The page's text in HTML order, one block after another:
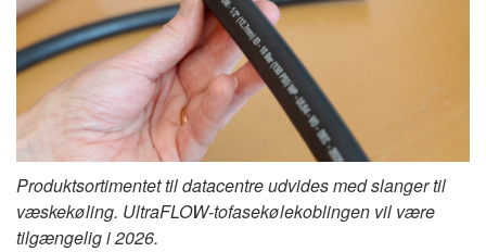
Produktsortimentet til datacentre udvides med slanger til
væskekøling. UltraFLOW-tofasekølekoblingen vil være
tilgængelig i 2026.